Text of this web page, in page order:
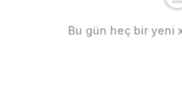
Bu gün heç bir yeni